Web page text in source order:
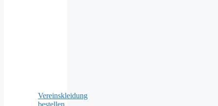
Vereinskleidung
bestellen